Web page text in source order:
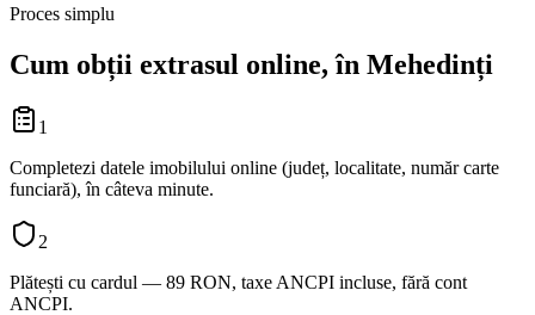
Proces simplu
Cum obții extrasul online, în Mehedinți
1
Completezi datele imobilului online (județ, localitate, număr carte
funciară), în câteva minute.
2
Plătești cu cardul — 89 RON, taxe ANCPI incluse, fără cont
ANCPI.